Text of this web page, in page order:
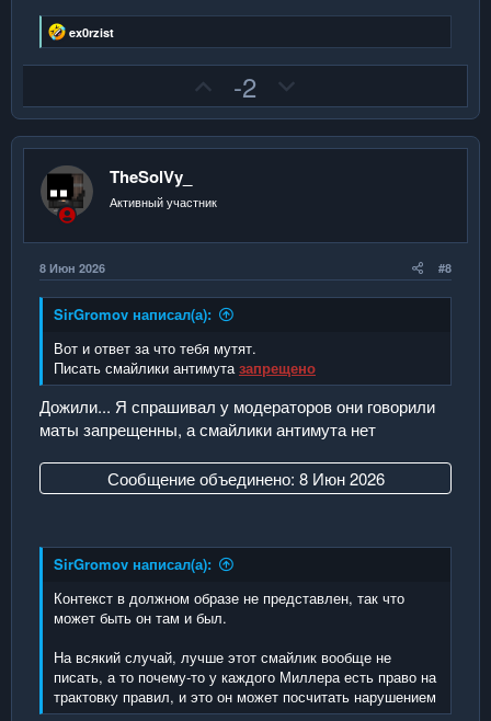
Р
е
а
и
:
ex0rzist
П
о
з
в
ы
й
г
о
л
о
-2
е
г
в
ы
о
л
о
TheSolVy_
Активный участник
8 Июн 2026 #8
SirGromov написал(а):
Вот и ответ за что тебя мутят.
Писать смайлики антимутазапрещено
Дожили... Я спрашивал у модераторов они говорили
маты запрещенны, а смайлики антимута нет
Сообщение объединено: 8 Июн 2026
SirGromov написал(а):
Контекст в должном образе не представлен, так что
может быть он там и был.
На всякий случай, лучше этот смайлик вообще не
писать, а то почему-то у каждого Миллера есть право на
трактовку правил, и это он может посчитать нарушением